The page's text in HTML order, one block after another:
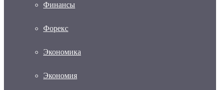
Финансы
Форекс
Экономика
Экономия